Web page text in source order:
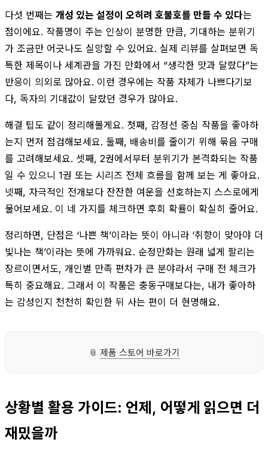
다섯 번째는 개성 있는 설정이 오히려 호불호를 만들 수 있다는
점이에요. 작품명이 주는 인상이 분명한 만큼, 기대하는 분위기
가 조금만 어긋나도 실망할 수 있어요. 실제 리뷰를 살펴보면 독
특한 제목이나 세계관을 가진 만화에서 “생각한 맛과 달랐다”는
반응이 의외로 많아요. 이런 경우에는 작품 자체가 나쁘다기보
다, 독자의 기대값이 달랐던 경우가 많아요.
해결 팁도 같이 정리해볼게요. 첫째, 감정선 중심 작품을 좋아하
는지 먼저 점검해보세요. 둘째, 배송비를 줄이기 위해 묶음 구매
를 고려해보세요. 셋째, 2권에서부터 분위기가 본격화되는 작품
일 수 있으니 1권 또는 시리즈 전체 흐름을 함께 보는 게 좋아요.
넷째, 자극적인 전개보다 잔잔한 여운을 선호하는지 스스로에게
물어보세요. 이 네 가지를 체크하면 후회 확률이 확실히 줄어요.
정리하면, 단점은 ‘나쁜 책’이라는 뜻이 아니라 ‘취향이 맞아야 더
빛나는 책’이라는 뜻에 가까워요. 순정만화는 원래 넓게 팔리는
장르이면서도, 개인별 만족 편차가 큰 분야라서 구매 전 체크가
특히 중요해요. 그래서 이 작품은 충동구매보다는, 내가 좋아하
는 감성인지 천천히 확인한 뒤 사는 편이 더 현명해요.
📎 제품 스토어 바로가기
상황별 활용 가이드: 언제, 어떻게 읽으면 더
재밌을까